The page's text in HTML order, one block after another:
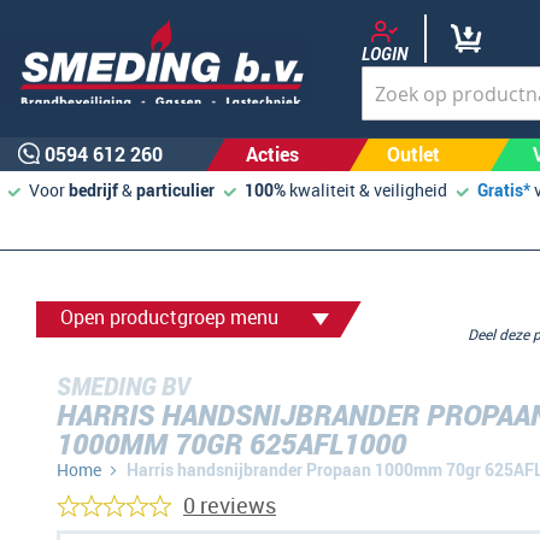
LOGIN
0594 612 260 Acties Outlet
Voorbedrijf&particulier 100% kwaliteit & veiligheid Gratis*
Open productgroep menu
SMEDING BV
HARRIS HANDSNIJBRANDER
1000MM 70GR 625AFL1000
Home Harris handsnijbrander Propaan 1000mm 70gr
Deel
0 reviews